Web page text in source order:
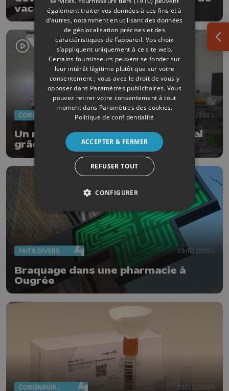
vaccination plus souple
01/02/2021
Un retour à l'enseignement normal
grâce aux tests salivaires ?
FAITS DIVERS 19/01/2021
Braquage dans une pharmacie à
Ougrée
CORONAVIRUS 23/12/2020
également traiter vos données à ces fins et à
d’autres, notamment en utilisant des données
de géolocalisation précises et des
caractéristiques de l’appareil. Vos choix
s’appliquent uniquement à ce site web.
Certains fournisseurs peuvent se fonder sur
leur intérêt légitime plutôt que sur votre
consentement ; vous avez le droit de vous y
opposer dans Paramètres publicitaires. Vous
pouvez retirer votre consentement à tout
moment dans Paramètres des cookies.
Politique de confidentialité
ACCEPTER & FERMER
REFUSER TOUT
CONFIGURER